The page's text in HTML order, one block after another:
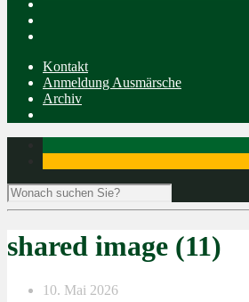
Kontakt
Anmeldung Ausmärsche
Archiv
shared image (11)
10. Mai 2026